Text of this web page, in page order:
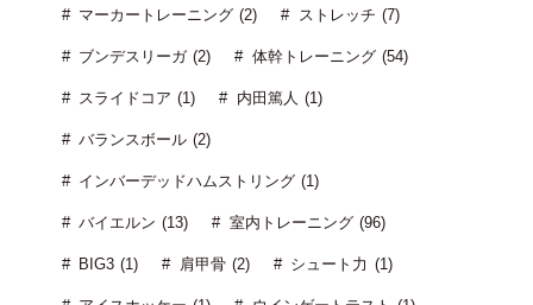
マーカートレーニング (2) ストレッチ (7)
ブンデスリーガ (2) 体幹トレーニング (54)
スライドコア (1) 内田篤人 (1)
バランスボール (2)
インバーデッドハムストリング (1)
バイエルン (13) 室内トレーニング (96)
BIG3 (1) 肩甲骨 (2) シュート力 (1)